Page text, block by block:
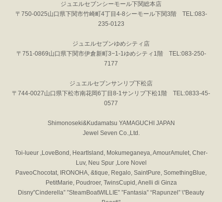
ジュエルセブンシーモール下関総本店
〒750-0025山口県下関市竹崎町4丁目4-8シーモール下関3階 TEL:083-
235-0123
ジュエルセブンゆめシティ店
〒751-0869山口県下関市伊倉新町3−1-1ゆめシティ1階 TEL:083-250-
7177
ジュエルセブンサンリブ下松店
〒744-0027山口県下松市南花岡6丁目8-1サンリブ下松1階 TEL:0833-45-
0577
Shimonoseki&Kudamatsu YAMAGUCHI JAPAN
Jewel Seven Co.,Ltd.
Toi-lueur ,LoveBond, HeartIsland, Mokumeganeya, AmourAmulet, Cher-
Luv, Neu Spur ,Lore Novel
PaveoChocotat, IRONOHA, &tique, Regalo, SaintPure, SomethingBlue,
PetitMarie, Poudroer, TwinsCupid, Anelli di Ginza
Disny”Cinderella” ”SteamBoatWILLIE” ”Fantasia” “Rapunzel” \"Beauty